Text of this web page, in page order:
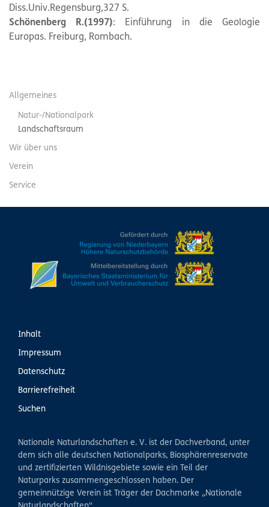
Diss.Univ.Regensburg,327 S.
Schönenberg R.(1997): Einführung in die Geologie
Europas. Freiburg, Rombach.
Allgemeines
Natur-/Nationalpark
Landschaftsraum
Wir über uns
Verein
Service
Inhalt
Impressum
Datenschutz
Barrierefreiheit
Suchen
Nationale Naturlandschaften e. V. ist der Dachverband, unter
dem sich alle deutschen Nationalparks, Biosphärenreservate
und zertifizierten Wildnisgebiete sowie ein Teil der
Naturparks zusammengeschlossen haben. Der
gemeinnützige Verein ist Träger der Dachmarke „Nationale